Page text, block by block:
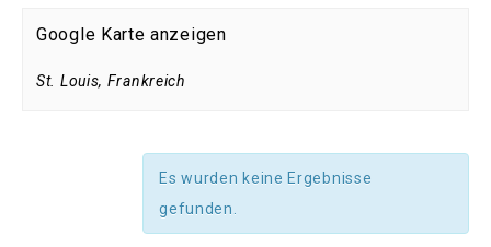
Google Karte anzeigen
St. Louis, Frankreich
Es wurden keine Ergebnisse
gefunden.